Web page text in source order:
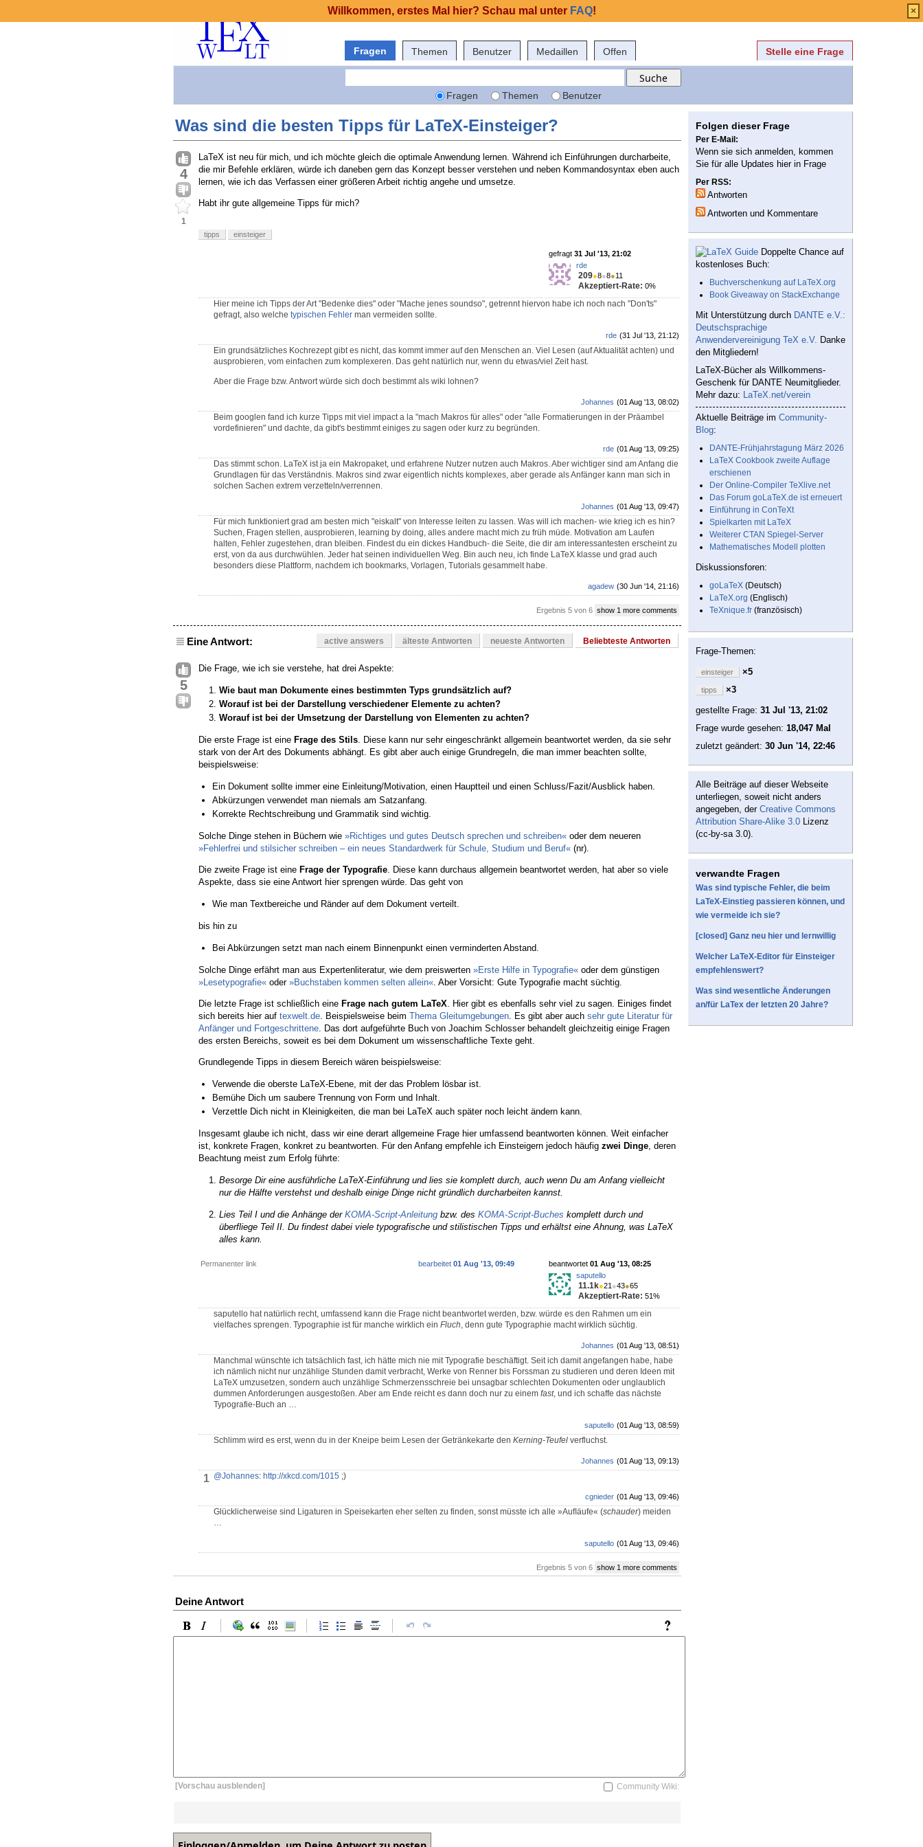
Fragen Themen Benutzer Medaillen Offen Stelle eine Frage
Fragen Themen Benutzer
Was sind die besten Tipps für LaTeX-Einsteiger?
4
1
LaTeX ist neu für mich, und ich möchte gleich die optimale Anwendung lernen. Während ich Einführungen durcharbeite,
die mir Befehle erklären, würde ich daneben gern das Konzept besser verstehen und neben Kommandosyntax eben auch
lernen, wie ich das Verfassen einer größeren Arbeit richtig angehe und umsetze.
Habt ihr gute allgemeine Tipps für mich?
tipps einsteiger
gefragt 31 Jul '13, 21:02
rde
209●8●8●11
Akzeptiert-Rate: 0%
Hier meine ich Tipps der Art "Bedenke dies" oder "Mache jenes soundso", getrennt hiervon habe ich noch nach "Don'ts"
gefragt, also welche typischen Fehler man vermeiden sollte.
(31 Jul '13, 21:12)
rde
Ein grundsätzliches Kochrezept gibt es nicht, das kommt immer auf den Menschen an. Viel Lesen (auf Aktualität achten) und
ausprobieren, vom einfachen zum komplexeren. Das geht natürlich nur, wenn du etwas/viel Zeit hast.
Aber die Frage bzw. Antwort würde sich doch bestimmt als wiki lohnen?
(01 Aug '13, 08:02)
Johannes
Beim googlen fand ich kurze Tipps mit viel impact a la "mach Makros für alles" oder "alle Formatierungen in der Präambel
vordefinieren" und dachte, da gibt's bestimmt einiges zu sagen oder kurz zu begründen.
(01 Aug '13, 09:25)
rde
Das stimmt schon. LaTeX ist ja ein Makropaket, und erfahrene Nutzer nutzen auch Makros. Aber wichtiger sind am Anfang die
Grundlagen für das Verständnis. Makros sind zwar eigentlich nichts komplexes, aber gerade als Anfänger kann man sich in
solchen Sachen extrem verzetteln/verrennen.
(01 Aug '13, 09:47)
Johannes
Für mich funktioniert grad am besten mich "eiskalt" von Interesse leiten zu lassen. Was will ich machen- wie krieg ich es hin?
Suchen, Fragen stellen, ausprobieren, learning by doing, alles andere macht mich zu früh müde. Motivation am Laufen
halten, Fehler zugestehen, dran bleiben. Findest du ein dickes Handbuch- die Seite, die dir am interessantesten erscheint zu
erst, von da aus durchwühlen. Jeder hat seinen individuellen Weg. Bin auch neu, ich finde LaTeX klasse und grad auch
besonders diese Plattform, nachdem ich bookmarks, Vorlagen, Tutorials gesammelt habe.
(30 Jun '14, 21:16)
agadew
Ergebnis 5 von 6 show 1 more comments
Eine Antwort: active answers älteste Antworten neueste Antworten Beliebteste Antworten
5
Die Frage, wie ich sie verstehe, hat drei Aspekte:
Wie baut man Dokumente eines bestimmten Typs grundsätzlich auf?
Worauf ist bei der Darstellung verschiedener Elemente zu achten?
Worauf ist bei der Umsetzung der Darstellung von Elementen zu achten?
Die erste Frage ist eine Frage des Stils. Diese kann nur sehr eingeschränkt allgemein beantwortet werden, da sie sehr
stark von der Art des Dokuments abhängt. Es gibt aber auch einige Grundregeln, die man immer beachten sollte,
beispielsweise:
Ein Dokument sollte immer eine Einleitung/Motivation, einen Hauptteil und einen Schluss/Fazit/Ausblick haben.
Abkürzungen verwendet man niemals am Satzanfang.
Korrekte Rechtschreibung und Grammatik sind wichtig.
Solche Dinge stehen in Büchern wie »Richtiges und gutes Deutsch sprechen und schreiben« oder dem neueren
»Fehlerfrei und stilsicher schreiben – ein neues Standardwerk für Schule, Studium und Beruf« (nr).
Die zweite Frage ist eine Frage der Typografie. Diese kann durchaus allgemein beantwortet werden, hat aber so viele
Aspekte, dass sie eine Antwort hier sprengen würde. Das geht von
Wie man Textbereiche und Ränder auf dem Dokument verteilt.
bis hin zu
Bei Abkürzungen setzt man nach einem Binnenpunkt einen verminderten Abstand.
Solche Dinge erfährt man aus Expertenliteratur, wie dem preiswerten »Erste Hilfe in Typografie« oder dem günstigen
»Lesetypografie« oder »Buchstaben kommen selten allein«. Aber Vorsicht: Gute Typografie macht süchtig.
Die letzte Frage ist schließlich eine Frage nach gutem LaTeX. Hier gibt es ebenfalls sehr viel zu sagen. Einiges findet
sich bereits hier auf texwelt.de. Beispielsweise beim Thema Gleitumgebungen. Es gibt aber auch sehr gute Literatur für
Anfänger und Fortgeschrittene. Das dort aufgeführte Buch von Joachim Schlosser behandelt gleichzeitig einige Fragen
des ersten Bereichs, soweit es bei dem Dokument um wissenschaftliche Texte geht.
Grundlegende Tipps in diesem Bereich wären beispielsweise:
Verwende die oberste LaTeX-Ebene, mit der das Problem lösbar ist.
Bemühe Dich um saubere Trennung von Form und Inhalt.
Verzettle Dich nicht in Kleinigkeiten, die man bei LaTeX auch später noch leicht ändern kann.
Insgesamt glaube ich nicht, dass wir eine derart allgemeine Frage hier umfassend beantworten können. Weit einfacher
ist, konkrete Fragen, konkret zu beantworten. Für den Anfang empfehle ich Einsteigern jedoch häufig zwei Dinge, deren
Beachtung meist zum Erfolg führte:
Besorge Dir eine ausführliche LaTeX-Einführung und lies sie komplett durch, auch wenn Du am Anfang vielleicht
nur die Hälfte verstehst und deshalb einige Dinge nicht gründlich durcharbeiten kannst.
Lies Teil I und die Anhänge der KOMA-Script-Anleitung bzw. des KOMA-Script-Buches komplett durch und
überfliege Teil II. Du findest dabei viele typografische und stilistischen Tipps und erhältst eine Ahnung, was LaTeX
alles kann.
Permanenter link beantwortet 01 Aug '13, 08:25
saputello
11.1k●21 ●43●65
Akzeptiert-Rate: 51%
bearbeitet 01 Aug '13, 09:49
saputello hat natürlich recht, umfassend kann die Frage nicht beantwortet werden, bzw. würde es den Rahmen um ein
vielfaches sprengen. Typographie ist für manche wirklich ein Fluch, denn gute Typographie macht wirklich süchtig.
(01 Aug '13, 08:51)
Johannes
Manchmal wünschte ich tatsächlich fast, ich hätte mich nie mit Typografie beschäftigt. Seit ich damit angefangen habe, habe
ich nämlich nicht nur unzählige Stunden damit verbracht, Werke von Renner bis Forssman zu studieren und deren Ideen mit
LaTeX umzusetzen, sondern auch unzählige Schmerzensschreie bei unsagbar schlechten Dokumenten oder unglaublich
dummen Anforderungen ausgestoßen. Aber am Ende reicht es dann doch nur zu einem fast, und ich schaffe das nächste
Typografie-Buch an …
(01 Aug '13, 08:59)
saputello
Schlimm wird es erst, wenn du in der Kneipe beim Lesen der Getränkekarte den Kerning-Teufel verfluchst.
(01 Aug '13, 09:13)
Johannes
1 @Johannes: http://xkcd.com/1015 ;)
(01 Aug '13, 09:46)
cgnieder
Glücklicherweise sind Ligaturen in Speisekarten eher selten zu finden, sonst müsste ich alle »Auﬂäufe« (schauder) meiden
…
(01 Aug '13, 09:46)
saputello
Ergebnis 5 von 6 show 1 more comments
Deine Antwort
[Vorschau ausblenden] Community Wiki:
Folgen dieser Frage
Per E-Mail:
Wenn sie sich anmelden, kommen
Sie für alle Updates hier in Frage
Per RSS:
Antworten
Antworten und Kommentare
Doppelte Chance auf
kostenloses Buch:
Buchverschenkung auf LaTeX.org
Book Giveaway on StackExchange
Mit Unterstützung durch DANTE e.V.:
Deutschsprachige
Anwendervereinigung TeX e.V. Danke
den Mitgliedern!
LaTeX-Bücher als Willkommens-
Geschenk für DANTE Neumitglieder.
Mehr dazu: LaTeX.net/verein
Aktuelle Beiträge im Community-
Blog:
DANTE-Frühjahrstagung März 2026
LaTeX Cookbook zweite Auflage
erschienen
Der Online-Compiler TeXlive.net
Das Forum goLaTeX.de ist erneuert
Einführung in ConTeXt
Spielkarten mit LaTeX
Weiterer CTAN Spiegel-Server
Mathematisches Modell plotten
Diskussionsforen:
goLaTeX (Deutsch)
LaTeX.org (Englisch)
TeXnique.fr (französisch)
Frage-Themen:
einsteiger ×5
tipps
×3
gestellte Frage: 31 Jul '13, 21:02
Frage wurde gesehen: 18,047 Mal
zuletzt geändert: 30 Jun '14, 22:46
Alle Beiträge auf dieser Webseite
unterliegen, soweit nicht anders
angegeben, der Creative Commons
Attribution Share-Alike 3.0 Lizenz
(cc-by-sa 3.0).
verwandte Fragen
Was sind typische Fehler, die beim
LaTeX-Einstieg passieren können, und
wie vermeide ich sie?
[closed] Ganz neu hier und lernwillig
Welcher LaTeX-Editor für Einsteiger
empfehlenswert?
Was sind wesentliche Änderungen
an/für LaTex der letzten 20 Jahre?
Willkommen, erstes Mal hier? Schau mal unter FAQ! ×